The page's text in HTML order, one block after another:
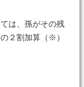
は、孫がその残
２割加算（※）